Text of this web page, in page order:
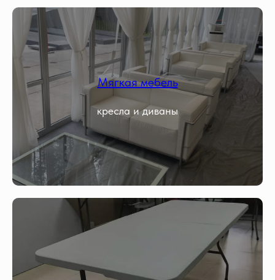
Мягкая мебель
кресла и диваны